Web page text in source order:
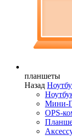
планшеты
Назад
Мини-
OPS-